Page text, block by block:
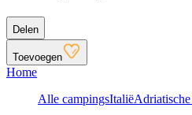
Delen
Toevoegen
Home
Alle campingsItalië